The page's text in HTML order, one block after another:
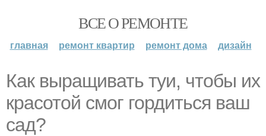
ВСЕ О РЕМОНТЕ
главная ремонт квартир ремонт дома дизайн
Как выращивать туи, чтобы их
красотой смог гордиться ваш
сад?